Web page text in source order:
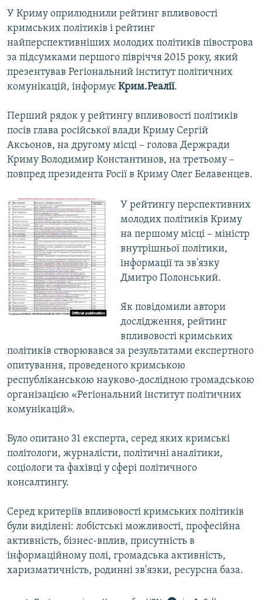
Усі сайти RFE/RL
У Криму оприлюднили рейтинг впливовості
кримських політиків і рейтинг
найперспективніших молодих політиків півострова
за підсумками першого півріччя 2015 року, який
презентував Регіональний інститут політичних
комунікацій, інформує Крим.Реалії.
Перший рядок у рейтингу впливовості політиків
посів глава російської влади Криму Сергій
Аксьонов, на другому місці – голова Держради
Криму Володимир Константинов, на третьому –
повпред президента Росії в Криму Олег Белавенцев.
У рейтингу перспективних
молодих політиків Криму
на першому місці – міністр
внутрішньої політики,
інформації та зв'язку
Дмитро Полонський.
Як повідомили автори
дослідження, рейтинг
впливовості кримських
політиків створювався за результатами експертного
опитування, проведеного кримською
республіканською науково-дослідною громадською
організацією «Регіональний інститут політичних
комунікацій».
Було опитано 31 експерта, серед яких кримські
політологи, журналісти, політичні аналітики,
соціологи та фахівці у сфері політичного
консалтингу.
Серед критеріїв впливовості кримських політиків
були виділені: лобістські можливості, професійна
активність, бізнес-вплив, присутність в
інформаційному полі, громадська активність,
харизматичність, родинні зв'язки, ресурсна база.